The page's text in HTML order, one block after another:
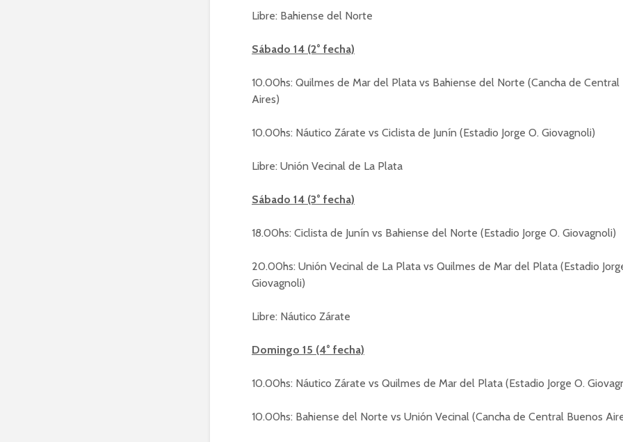
Libre: Bahiense del Norte
Sábado 14 (2° fecha)
10.00hs: Quilmes de Mar del Plata vs Bahiense del Norte (Cancha de Central
Aires)
10.00hs: Náutico Zárate vs Ciclista de Junín (Estadio Jorge O. Giovagnoli)
Libre: Unión Vecinal de La Plata
Sábado 14 (3° fecha)
18.00hs: Ciclista de Junín vs Bahiense del Norte (Estadio Jorge O. Giovagnoli)
20.00hs: Unión Vecinal de La Plata vs Quilmes de Mar del Plata (Estadio
Giovagnoli)
Libre: Náutico Zárate
Domingo 15 (4° fecha)
10.00hs: Náutico Zárate vs Quilmes de Mar del Plata (Estadio Jorge O.
10.00hs: Bahiense del Norte vs Unión Vecinal (Cancha de Central Buenos